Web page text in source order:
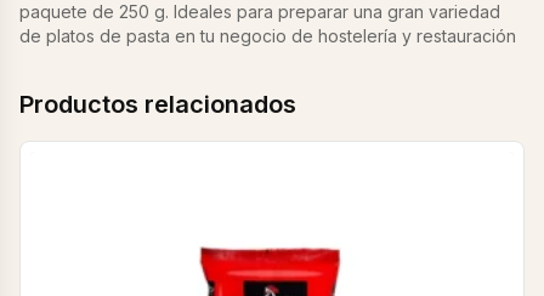
paquete de 250 g. Ideales para preparar una gran variedad
de platos de pasta en tu negocio de hostelería y restauración
Productos relacionados